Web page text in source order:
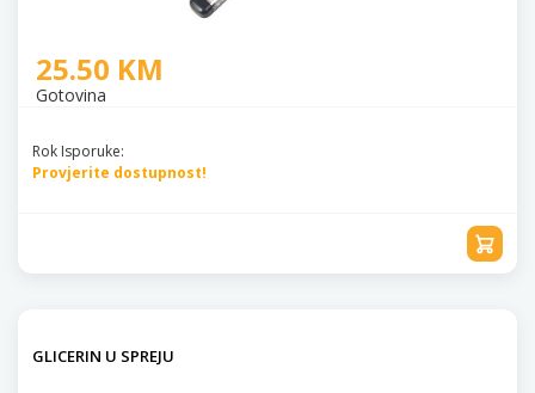
25.50 KM
Gotovina
Rok Isporuke:
Provjerite dostupnost!
GLICERIN U SPREJU